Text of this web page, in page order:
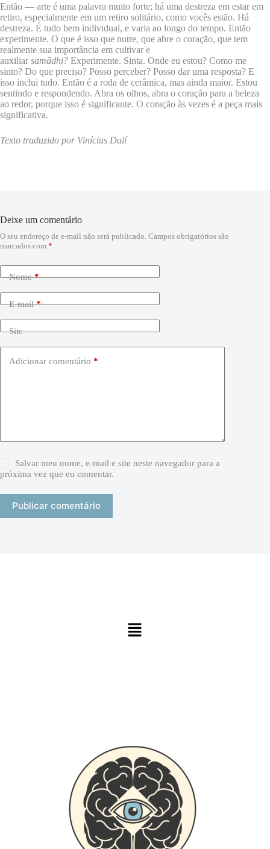
Então — arte é uma palavra muito forte; há uma destreza em estar em
retiro, especialmente em um retiro solitário, como vocês estão. Há
destreza. É tudo bem individual, e varia ao longo do tempo. Então
experimente. O que é isso que nutre, que abre o coração, que tem
realmente sua importância em cultivar e
auxiliar samādhi? Experimente. Sinta. Onde eu estou? Como me
sinto? Do que preciso? Posso perceber? Posso dar uma resposta? E
isso inclui tudo. Então é a roda de cerâmica, mas ainda maior. Estou
sentindo e respondendo. Abra os olhos, abra o coração para a beleza
ao redor, porque isso é significante. O coração às vezes é a peça mais
significativa.
Texto traduzido por Vinícius Dalí
Deixe um comentário
O seu endereço de e-mail não será publicado. Campos obrigatórios são
marcados com *
Nome*
E-mail*
Site
Adicionar comentário *
Salvar meu nome, e-mail e site neste navegador para a
próxima vez que eu comentar.
Publicar comentário